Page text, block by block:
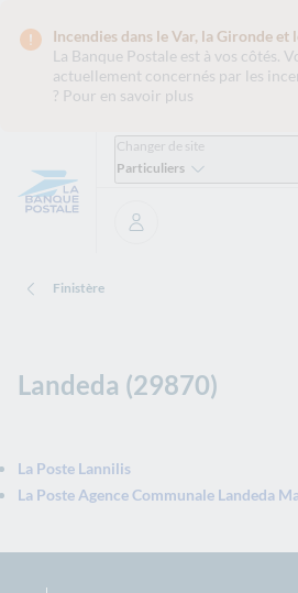
Incendies dans le Var, la Gironde et
La Banque Postale est à vos côtés.
actuellement concernés par les
? Pour en savoir plus
Changer de site
Particuliers
Se connecter
Finistère
Landeda (29870)
La Poste Lannilis
La Poste Agence Communale Landeda